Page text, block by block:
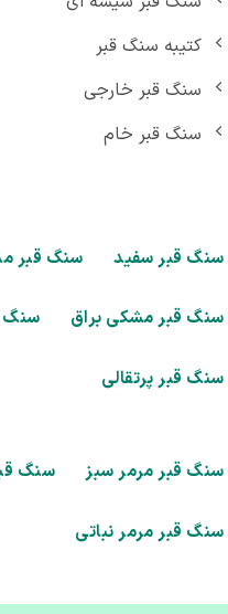
کتیبه سنگ قبر
سنگ قبر خارجی
سنگ قبر خام
قبر سفید سنگ قبر
قبر مشکی براق سنگ
قبر پرتقالی
قبر مرمر سبز سنگ
قبر مرمر نباتی